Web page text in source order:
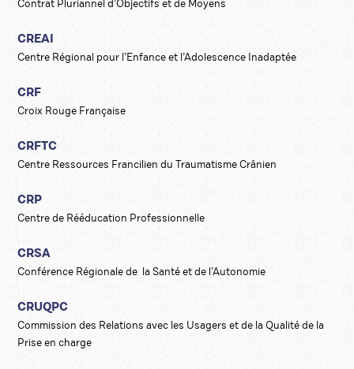
Contrat Pluriannel d’Objectifs et de Moyens
CREAI
Centre Régional pour l’Enfance et l’Adolescence Inadaptée
CRF
Croix Rouge Française
CRFTC
Centre Ressources Francilien du Traumatisme Crânien
CRP
Centre de Rééducation Professionnelle
CRSA
Conférence Régionale de la Santé et de l’Autonomie
CRUQPC
Commission des Relations avec les Usagers et de la Qualité de la
Prise en charge